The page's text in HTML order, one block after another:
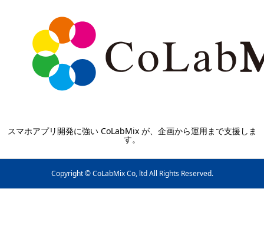
スマホアプリ開発に強い CoLabMix が、企画から運用まで支援しま
す。
Copyright © CoLabMix Co, ltd All Rights Reserved.